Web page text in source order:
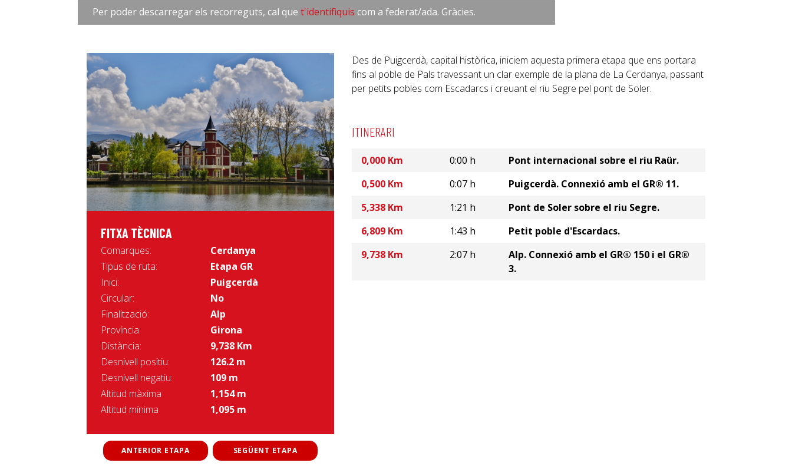
Per poder descarregar els recorreguts, cal que t'identifiquis com a federat/ada. Gràcies.
FITXA TÈCNICA
Comarques:
Cerdanya
Tipus de ruta:
Etapa GR
Inici:
Puigcerdà
Circular:
No
Finalització:
Alp
Província:
Girona
Distància:
9,738 Km
Desnivell positiu:
126.2 m
Desnivell negatiu:
109 m
Altitud màxima
1,154 m
Altitud mínima
1,095 m
ANTERIOR ETAPA SEGÜENT ETAPA
Des de Puigcerdà, capital històrica, iniciem aquesta primera etapa que ens portara
fins al poble de Pals travessant un clar exemple de la plana de La Cerdanya, passant
per petits pobles com Escadarcs i creuant el riu Segre pel pont de Soler.
ITINERARI
0,000 Km 0:00 h
Pont internacional sobre el riu Raür.
0,500 Km
0:07 h
Puigcerdà. Connexió amb el GR® 11.
5,338 Km
1:21 h
Pont de Soler sobre el riu Segre.
6,809 Km
1:43 h
Petit poble d'Escardacs.
9,738 Km
2:07 h
Alp. Connexió amb el GR® 150 i el GR®
3.